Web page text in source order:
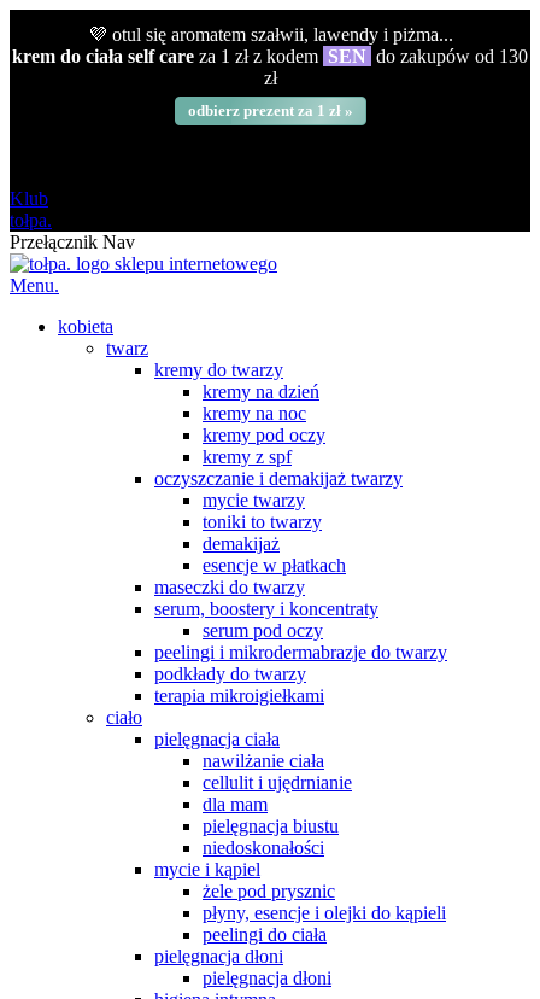
💜 otul się aromatem szałwii, lawendy i piżma...
krem do ciała self care za 1 zł z kodem SEN do zakupów od 130
zł
odbierz prezent za 1 zł »
Klub
tołpa.
Przełącznik Nav
Menu.
kobieta
twarz
kremy do twarzy
kremy na dzień
kremy na noc
kremy pod oczy
kremy z spf
oczyszczanie i demakijaż twarzy
mycie twarzy
toniki to twarzy
demakijaż
esencje w płatkach
maseczki do twarzy
serum, boostery i koncentraty
serum pod oczy
peelingi i mikrodermabrazje do twarzy
podkłady do twarzy
terapia mikroigiełkami
ciało
pielęgnacja ciała
nawilżanie ciała
cellulit i ujędrnianie
dla mam
pielęgnacja biustu
niedoskonałości
mycie i kąpiel
żele pod prysznic
płyny, esencje i olejki do kąpieli
peelingi do ciała
pielęgnacja dłoni
pielęgnacja dłoni